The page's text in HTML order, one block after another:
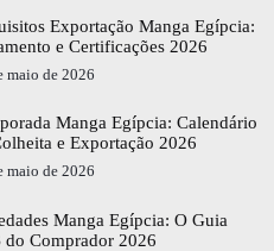
Exportação Manga Egípcia:
e Certificações 2026
maio de 2026
Manga Egípcia: Calendário
e Exportação 2026
maio de 2026
Manga Egípcia: O Guia
do Comprador 2026